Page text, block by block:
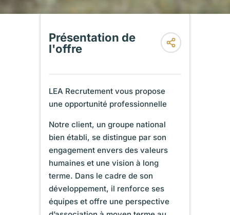
Présentation de
l'offre
LEA Recrutement vous propose
une opportunité professionnelle
Notre client, un groupe national
bien établi, se distingue par son
engagement envers des valeurs
humaines et une vision à long
terme. Dans le cadre de son
développement, il renforce ses
équipes et offre une perspective